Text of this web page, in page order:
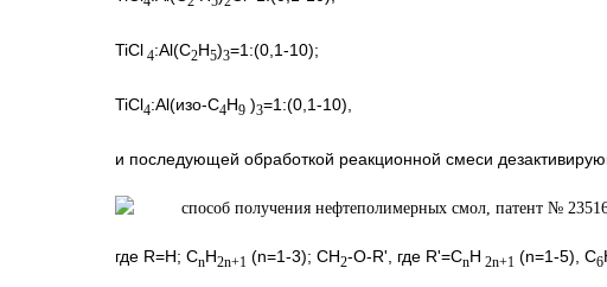
TiCl4:Al(С2Н5)3=1:(0,1-10);
TiCl4:Al(изо-C4H9)3=1:(0,1-10),
и последующей обработкой реакционной смеси
где R=H; CnH2n+1 (n=1-3); CH2-O-R', где R'=CnH 2n+1 (n=1-5), C6